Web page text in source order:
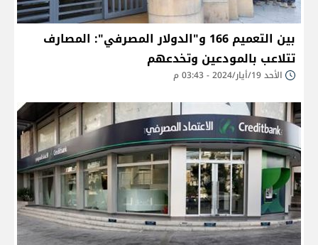
بين التعميم 166 و"الدولار المصرفي": المصارف
تتلاعب بالمودعين وتخدعهم
الأحد 19/أيار/2024 - 03:43 م